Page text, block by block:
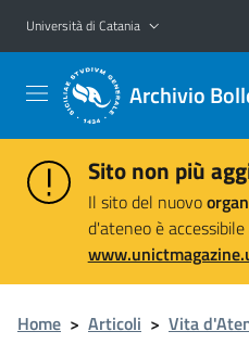
Vai al contenuto principale
Vai al menu di navigazione
Università di Catania
Archivio
Sito non più
Il sito del nuovo
d'ateneo è
Home > Articoli > Vita